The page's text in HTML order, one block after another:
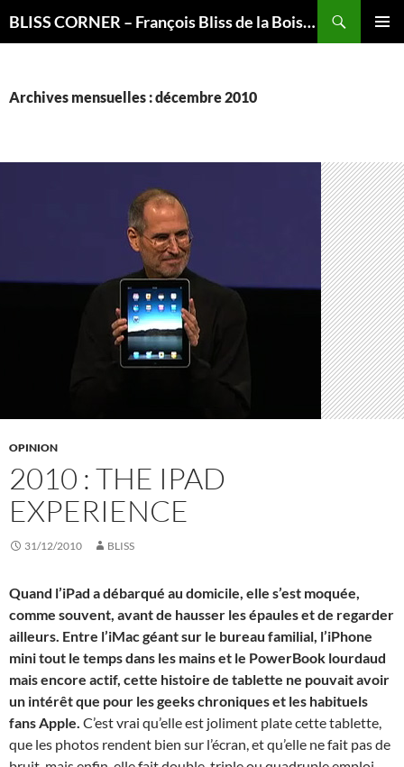
BLISS CORNER – François Bliss de la Boissière is here
Archives mensuelles : décembre 2010
OPINION
2010 : THE IPAD
EXPERIENCE
31/12/2010 BLISS
Quand l’iPad a débarqué au domicile, elle s’est moquée,
comme souvent, avant de hausser les épaules et de regarder
ailleurs. Entre l’iMac géant sur le bureau familial, l’iPhone
mini tout le temps dans les mains et le PowerBook lourdaud
mais encore actif, cette histoire de tablette ne pouvait avoir
un intérêt que pour les geeks chroniques et les habituels
fans Apple. C’est vrai qu’elle est joliment plate cette tablette,
que les photos rendent bien sur l’écran, et qu’elle ne fait pas de